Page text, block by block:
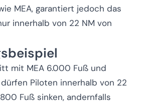
MEA, garantiert jedoch das
innerhalb von 22 NM von
mit MEA 6.000 Fuß und
Piloten innerhalb von 22
Fuß sinken, andernfalls